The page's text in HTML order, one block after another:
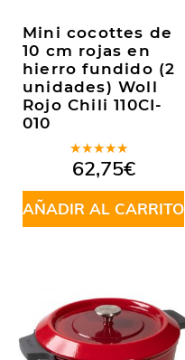
Mini cocottes de
10 cm rojas en
hierro fundido (2
unidades) Woll
Rojo Chili 110CI-
010
Valorado
en5.00de
5
62,75€
AÑADIR AL CARRITO